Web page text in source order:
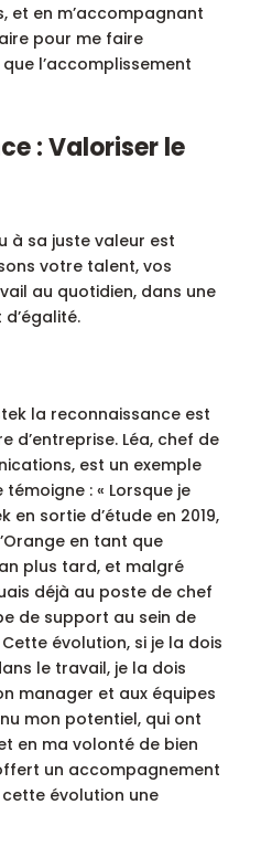
et en m’accompagnant
pour me faire
l’accomplissement
: Valoriser le
à sa juste valeur est
votre talent, vos
au quotidien, dans une
la reconnaissance est
d’entreprise. Léa, chef de
est un exemple
: « Lorsque je
en sortie d’étude en 2019,
en tant que
plus tard, et malgré
déjà au poste de chef
de support au sein de
évolution, si je la dois
le travail, je la dois
manager et aux équipes
mon potentiel, qui ont
en ma volonté de bien
un accompagnement
évolution une